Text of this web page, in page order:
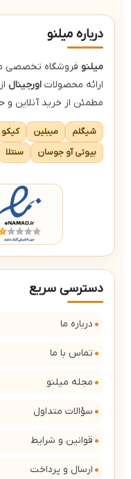
درباره میلنو
میلنو فروشگاه تخصصی
ارائه محصولات اورجینال
مطمئن از خرید آنلاین
شیگلم میبلین کیکو
بیوتی آو جوسان
سنتلا
دسترسی سریع
درباره ما
تماس با ما
مجله میلنو
سؤالات متداول
قوانین و شرایط
ارسال و پرداخت